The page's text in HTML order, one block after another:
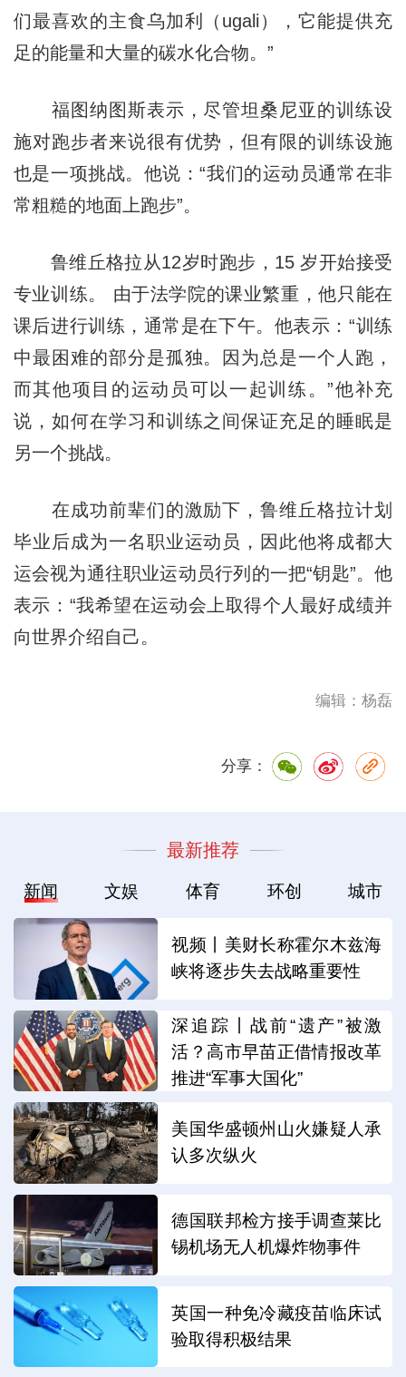
们最喜欢的主食乌加利（ugali），它能提供充
足的能量和大量的碳水化合物。”
福图纳图斯表示，尽管坦桑尼亚的训练设
施对跑步者来说很有优势，但有限的训练设施
也是一项挑战。他说：“我们的运动员通常在非
常粗糙的地面上跑步”。
鲁维丘格拉从12岁时跑步，15 岁开始接受
专业训练。 由于法学院的课业繁重，他只能在
课后进行训练，通常是在下午。他表示：“训练
中最困难的部分是孤独。因为总是一个人跑，
而其他项目的运动员可以一起训练。”他补充
说，如何在学习和训练之间保证充足的睡眠是
另一个挑战。
在成功前辈们的激励下，鲁维丘格拉计划
毕业后成为一名职业运动员，因此他将成都大
运会视为通往职业运动员行列的一把“钥匙”。他
表示：“我希望在运动会上取得个人最好成绩并
向世界介绍自己。
编辑：杨磊
分享：
最新推荐
新闻 文娱 体育 环创 城市
视频丨美财长称霍尔木兹海
峡将逐步失去战略重要性
深追踪丨战前“遗产”被激
活？高市早苗正借情报改革
推进“军事大国化”
美国华盛顿州山火嫌疑人承
认多次纵火
德国联邦检方接手调查莱比
锡机场无人机爆炸物事件
英国一种免冷藏疫苗临床试
验取得积极结果